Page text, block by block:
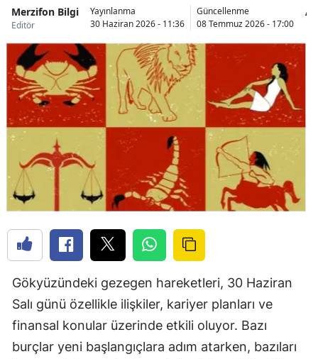
Merzifon Bilgi
Editör
Yayınlanma
30 Haziran 2026 - 11:36
Güncellenme
08 Temmuz 2026 - 17:00
Gökyüzündeki gezegen hareketleri, 30 Haziran
Salı günü özellikle ilişkiler, kariyer planları ve
finansal konular üzerinde etkili oluyor. Bazı
burçlar yeni başlangıçlara adım atarken, bazıları